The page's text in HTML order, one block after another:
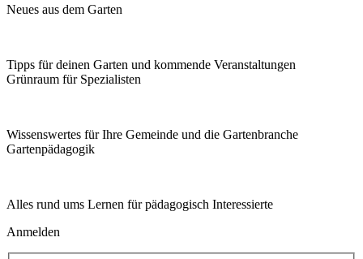
Neues aus dem Garten
Tipps für deinen Garten und kommende Veranstaltungen
Grünraum für Spezialisten
Wissenswertes für Ihre Gemeinde und die Gartenbranche
Garten­pädagogik
Alles rund ums Lernen für pädagogisch Interessierte
Anmelden